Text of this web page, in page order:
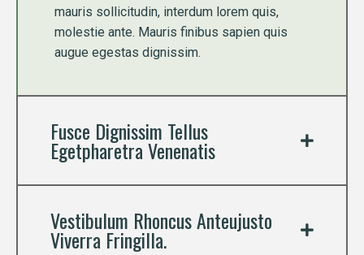
mauris sollicitudin, interdum lorem quis,
molestie ante. Mauris finibus sapien quis
augue egestas dignissim.
Fusce Dignissim Tellus
Egetpharetra Venenatis
Vestibulum Rhoncus Anteujusto
Viverra Fringilla.